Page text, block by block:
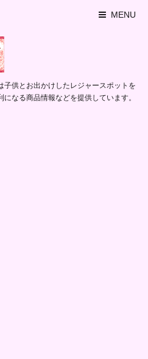
MENU
供とお出かけしたレジャースポットを
なる商品情報などを提供しています。